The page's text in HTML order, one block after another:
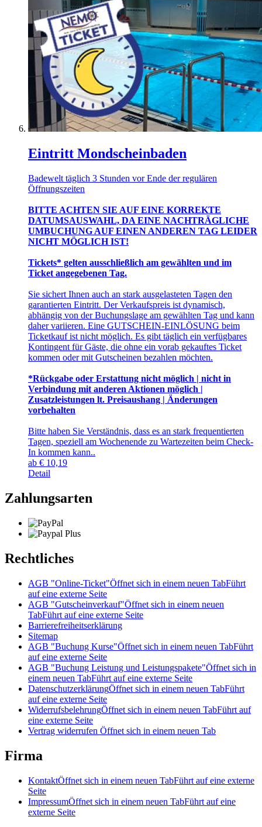
Eintritt Mondscheinbaden
Badewelt täglich 3 Stunden vor Ende der regulären
Öffnungszeiten
BITTE ACHTEN SIE AUF EINE KORREKTE
DATUMSAUSWAHL, DA EINE NACHTRÄGLICHE
UMBUCHUNG AUF EINEN ANDEREN TAG LEIDER
NICHT MÖGLICH IST!
Tickets* gelten ausschließlich am gewählten und im
Ticket angegebenen Tag.
Sie sichert Ihnen auch an stark ausgelasteten Tagen den
garantierten Eintritt. Der Verkaufspreis ist dynamisch,
abhängig von der Buchungslage am gewählten Tag und kann
daher variieren. Eine GUTSCHEIN-EINLÖSUNG beim
Ticketkauf ist nicht möglich. Es gibt täglich ein verfügbares
Kontingent für Gäste, die ohne ein vorab gekauftes Ticket
kommen oder mit Gutscheinen bezahlen möchten.
*Rückgabe oder Erstattung nicht möglich | nicht in
Verbindung mit anderen Aktionen möglich |
Zusatzleistungen lt. Preisaushang | Änderungen
vorbehalten
Bitte haben Sie Verständnis, dass es an stark frequentierten
Tagen, speziell am Wochenende zu Wartezeiten beim Check-
In kommen kann..
ab € 10,19
Detail
Zahlungsarten
Rechtliches
AGB "Online-Ticket"Öffnet sich in einem neuen TabFührt
auf eine externe Seite
AGB "Gutscheinverkauf"Öffnet sich in einem neuen
TabFührt auf eine externe Seite
Barrierefreiheitserklärung
Sitemap
AGB "Buchung Kurse"Öffnet sich in einem neuen TabFührt
auf eine externe Seite
AGB "Buchung Leistung und Leistungspakete"Öffnet sich in
einem neuen TabFührt auf eine externe Seite
DatenschutzerklärungÖffnet sich in einem neuen TabFührt
auf eine externe Seite
WiderrufsbelehrungÖffnet sich in einem neuen TabFührt auf
eine externe Seite
Vertrag widerrufen Öffnet sich in einem neuen Tab
Firma
KontaktÖffnet sich in einem neuen TabFührt auf eine externe
Seite
ImpressumÖffnet sich in einem neuen TabFührt auf eine
externe Seite